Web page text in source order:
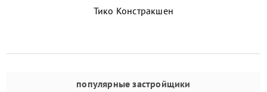
Тико Констракшен
популярные застройщики